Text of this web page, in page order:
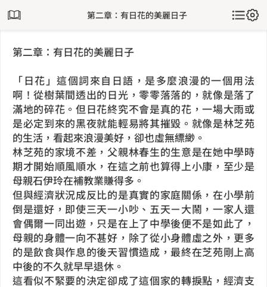
第二章：有日花的美麗日子
第二章：有日花的美麗日子
「日花」這個詞來自日語，是多麼浪漫的一個用法
啊！從樹葉間透出的日光，零零落落的，就像是落了
滿地的碎花。但日花終究不會是真的花，一場大雨或
是必定到來的黑夜就能輕易將其摧毀。就像是林芝苑
的生活，看起來浪漫美好，卻也虛無縹緲。
林芝苑的家境不差，父親林春生的生意是在她中學時
期才開始順風順水，在這之前也算得上小康，至少是
母親石伊玲在補教業賺得多。
但與經濟狀況成反比的是真實的家庭關係，在小學前
倒是還好，即使三天一小吵、五天ㄧ大鬧，一家人還
會偶爾一同出遊，只是在上了中學後便不是如此了，
母親的身體一向不甚好，除了從小身體虛之外，更多
的是飲食與作息的後天習慣造成，最終在芝苑剛上高
中後的不久就早早退休。
這看似不緊要的決定卻成了這個家的轉捩點，經濟支